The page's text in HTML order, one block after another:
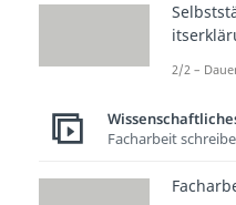
noch
mit der
deine
2/2 –
Facharbeit